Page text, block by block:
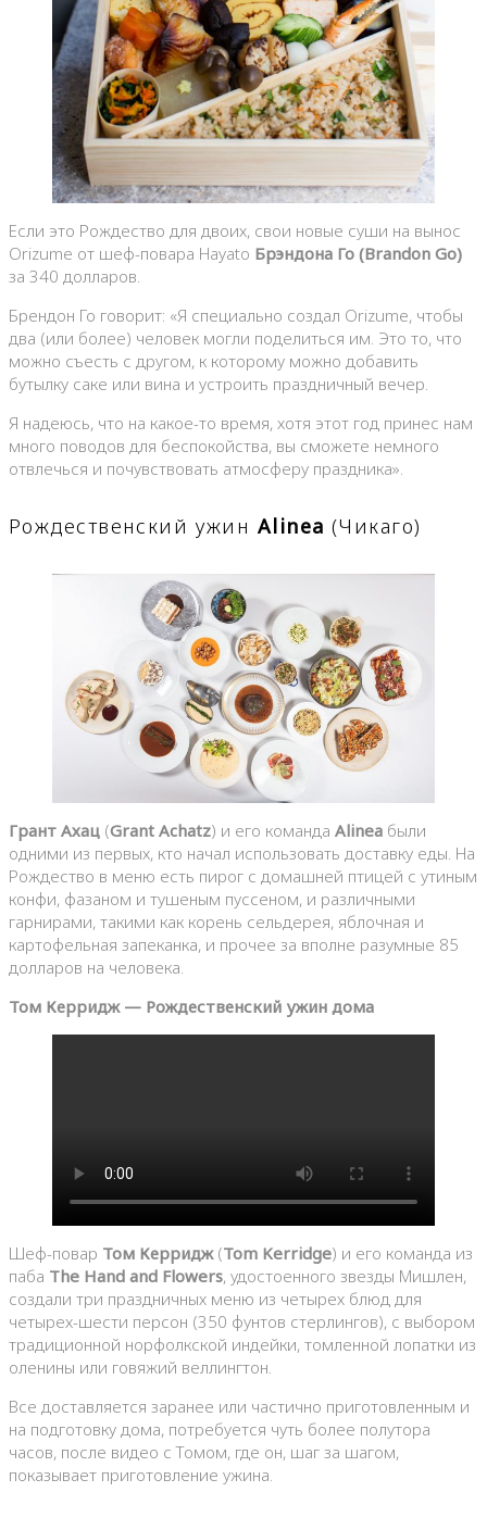
Если это Рождество для двоих, свои новые суши на вынос
Orizume от шеф-повара Hayato Брэндона Го (Brandon Go)
за 340 долларов.
Брендон Го говорит: «Я специально создал Orizume, чтобы
два (или более) человек могли поделиться им. Это то, что
можно съесть с другом, к которому можно добавить
бутылку саке или вина и устроить праздничный вечер.
Я надеюсь, что на какое-то время, хотя этот год принес нам
много поводов для беспокойства, вы сможете немного
отвлечься и почувствовать атмосферу праздника».
Рождественский ужин Alinea (Чикаго)
Грант Ахац (Grant Achatz) и его команда Alinea были
одними из первых, кто начал использовать доставку еды. На
Рождество в меню есть пирог с домашней птицей с утиным
конфи, фазаном и тушеным пуссеном, и различными
гарнирами, такими как корень сельдерея, яблочная и
картофельная запеканка, и прочее за вполне разумные 85
долларов на человека.
Том Керридж — Рождественский ужин дома
Шеф-повар Том Керридж(Tom Kerridge) и его команда из
паба The Hand and Flowers, удостоенного звезды Мишлен,
создали три праздничных меню из четырех блюд для
четырех-шести персон (350 фунтов стерлингов), с выбором
традиционной норфолкской индейки, томленной лопатки из
оленины или говяжий веллингтон.
Все доставляется заранее или частично приготовленным и
на подготовку дома, потребуется чуть более полутора
часов, после видео с Томом, где он, шаг за шагом,
показывает приготовление ужина.